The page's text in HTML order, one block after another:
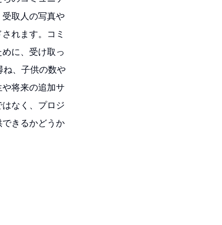
取人の写真や
れます。コミ
に、受け取っ
ね、子供の数や
将来の追加サ
なく、プロジ
きるかどうか